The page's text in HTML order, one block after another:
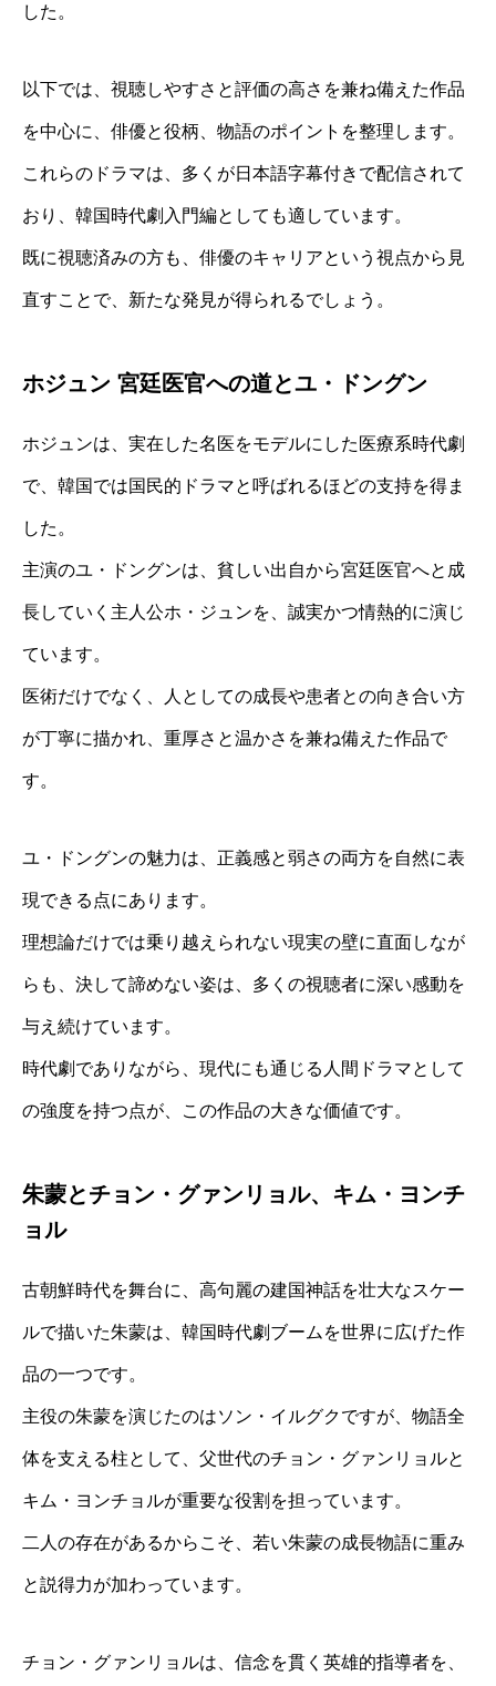
した。
以下では、視聴しやすさと評価の高さを兼ね備えた作品
を中心に、俳優と役柄、物語のポイントを整理します。
これらのドラマは、多くが日本語字幕付きで配信されて
おり、韓国時代劇入門編としても適しています。
既に視聴済みの方も、俳優のキャリアという視点から見
直すことで、新たな発見が得られるでしょう。
ホジュン 宮廷医官への道とユ・ドングン
ホジュンは、実在した名医をモデルにした医療系時代劇
で、韓国では国民的ドラマと呼ばれるほどの支持を得ま
した。
主演のユ・ドングンは、貧しい出自から宮廷医官へと成
長していく主人公ホ・ジュンを、誠実かつ情熱的に演じ
ています。
医術だけでなく、人としての成長や患者との向き合い方
が丁寧に描かれ、重厚さと温かさを兼ね備えた作品で
す。
ユ・ドングンの魅力は、正義感と弱さの両方を自然に表
現できる点にあります。
理想論だけでは乗り越えられない現実の壁に直面しなが
らも、決して諦めない姿は、多くの視聴者に深い感動を
与え続けています。
時代劇でありながら、現代にも通じる人間ドラマとして
の強度を持つ点が、この作品の大きな価値です。
朱蒙とチョン・グァンリョル、キム・ヨンチ
ョル
古朝鮮時代を舞台に、高句麗の建国神話を壮大なスケー
ルで描いた朱蒙は、韓国時代劇ブームを世界に広げた作
品の一つです。
主役の朱蒙を演じたのはソン・イルグクですが、物語全
体を支える柱として、父世代のチョン・グァンリョルと
キム・ヨンチョルが重要な役割を担っています。
二人の存在があるからこそ、若い朱蒙の成長物語に重み
と説得力が加わっています。
チョン・グァンリョルは、信念を貫く英雄的指導者を、